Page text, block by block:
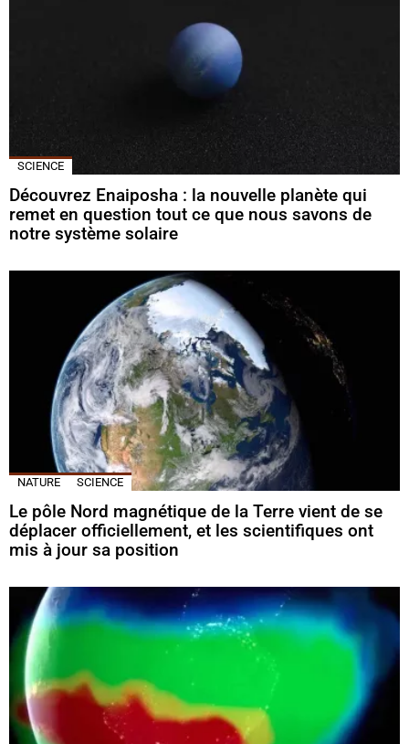
SCIENCE
Découvrez Enaiposha : la nouvelle planète qui
remet en question tout ce que nous savons de
notre système solaire
NATURE SCIENCE
Le pôle Nord magnétique de la Terre vient de se
déplacer officiellement, et les scientifiques ont
mis à jour sa position